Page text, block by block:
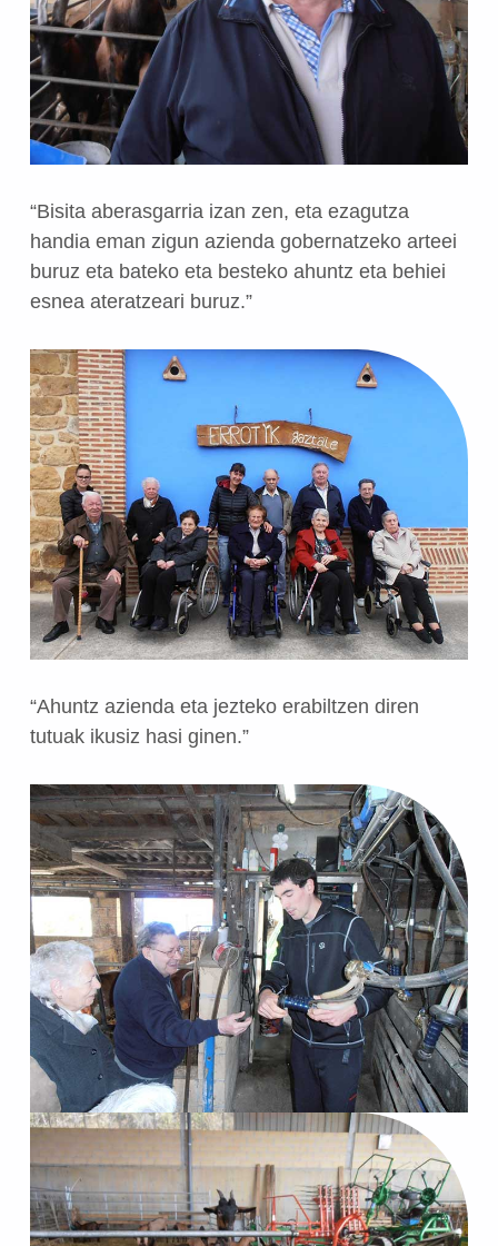
“Bisita aberasgarria izan zen, eta ezagutza
handia eman zigun azienda gobernatzeko arteei
buruz eta bateko eta besteko ahuntz eta behiei
esnea ateratzeari buruz.”
“Ahuntz azienda eta jezteko erabiltzen diren
tutuak ikusiz hasi ginen.”